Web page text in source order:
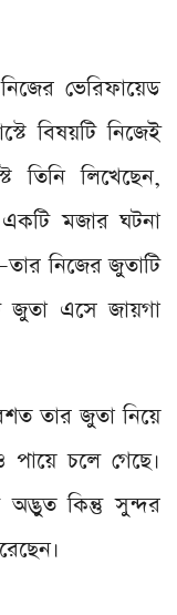
ভেরিফায়েড
বিষয়টি নিজেই
তিনি লিখেছেন,
মজার ঘটনা
নিজের জুতাটি
এসে জায়গা
তার জুতা নিয়ে
চলে গেছে।
কিন্তু সুন্দর